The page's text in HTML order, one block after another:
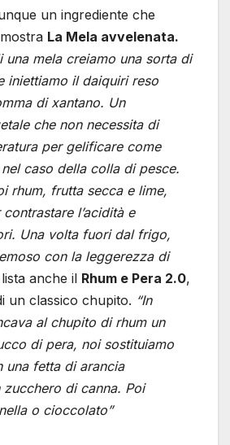
un ingrediente che
La Mela avvelenata.
una mela creiamo una sorta di
iniettiamo il daiquiri reso
di xantano. Un
che non necessita di
per gelificare come
caso della colla di pesce.
rhum, frutta secca e lime,
contrastare l’acidità e
Una volta fuori dal frigo,
con la leggerezza di
anche il Rhum e Pera 2.0,
un classico chupito. “In
al chupito di rhum un
di pera, noi sostituiamo
una fetta di arancia
di canna. Poi
o cioccolato”